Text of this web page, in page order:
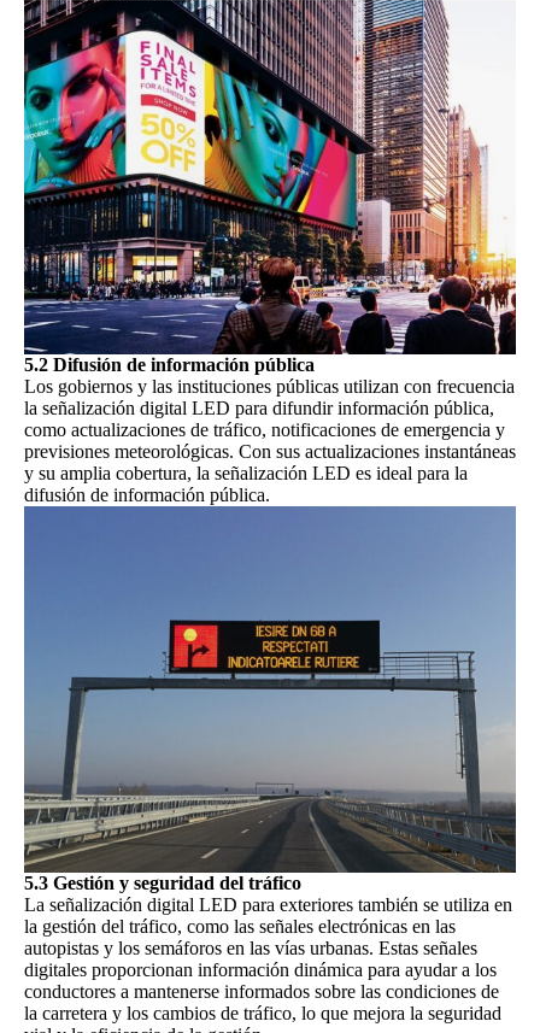
5.2 Difusión de información pública
Los gobiernos y las instituciones públicas utilizan con frecuencia
la señalización digital LED para difundir información pública,
como actualizaciones de tráfico, notificaciones de emergencia y
previsiones meteorológicas. Con sus actualizaciones instantáneas
y su amplia cobertura, la señalización LED es ideal para la
difusión de información pública.
5.3 Gestión y seguridad del tráfico
La señalización digital LED para exteriores también se utiliza en
la gestión del tráfico, como las señales electrónicas en las
autopistas y los semáforos en las vías urbanas. Estas señales
digitales proporcionan información dinámica para ayudar a los
conductores a mantenerse informados sobre las condiciones de
la carretera y los cambios de tráfico, lo que mejora la seguridad